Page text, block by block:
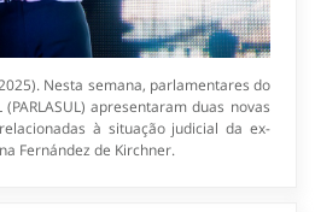
Nesta semana, parlamentares do
(PARLASUL) apresentaram duas novas
à situação judicial da ex-
Fernández de Kirchner.